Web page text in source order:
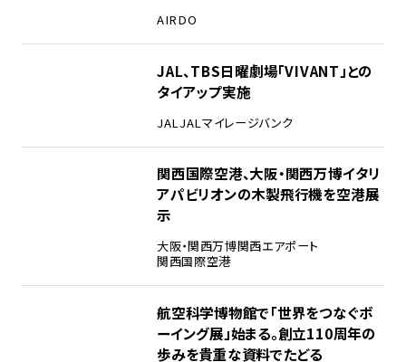
AIRDO
JAL、TBS日曜劇場「VIVANT」との
タイアップ実施
JAL JALマイレージバンク
関西国際空港、大阪・関西万博イタリ
アパビリオンの木製飛行機を空港展
示
大阪・関西万博関西エアポート
関西国際空港
航空科学博物館で「世界をつなぐボ
ーイング展」始まる。創立110周年の
歩みを貴重な資料でたどる